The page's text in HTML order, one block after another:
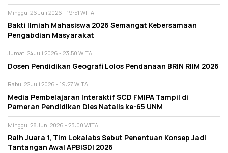
Minggu, 26 Juli 2026 - 19:51 WITA
Bakti Ilmiah Mahasiswa 2026 Semangat Kebersamaan
Pengabdian Masyarakat
Jumat, 24 Juli 2026 - 23:50 WITA
Dosen Pendidikan Geografi Lolos Pendanaan BRIN RIIM 2026
Rabu, 22 Juli 2026 - 19:27 WITA
Media Pembelajaran Interaktif SCD FMIPA Tampil di
Pameran Pendidikan Dies Natalis ke-65 UNM
Minggu, 28 Juni 2026 - 23:00 WITA
Raih Juara 1, Tim Lokalabs Sebut Penentuan Konsep Jadi
Tantangan Awal APBISDI 2026